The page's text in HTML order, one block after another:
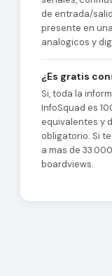
de entrada/
presente en
analogicos y
¿Es gratis
Si, toda la
InfoSquad es
equivalentes y
obligatorio. Si
a mas de
boardviews.